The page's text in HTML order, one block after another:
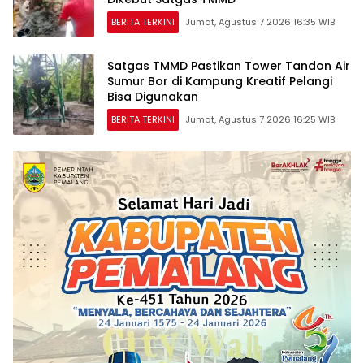
BERITA TERKINI Jumat, Agustus 7 2026 16:35 WIB
Satgas TMMD Pastikan Tower Tandon Air
Sumur Bor di Kampung Kreatif Pelangi
Bisa Digunakan
BERITA TERKINI Jumat, Agustus 7 2026 16:25 WIB